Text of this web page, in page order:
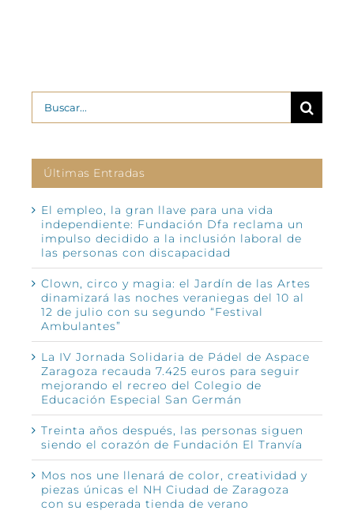
Buscar:
Últimas Entradas
El empleo, la gran llave para una vida
independiente: Fundación Dfa reclama un
impulso decidido a la inclusión laboral de
las personas con discapacidad
Clown, circo y magia: el Jardín de las Artes
dinamizará las noches veraniegas del 10 al
12 de julio con su segundo “Festival
Ambulantes”
La IV Jornada Solidaria de Pádel de Aspace
Zaragoza recauda 7.425 euros para seguir
mejorando el recreo del Colegio de
Educación Especial San Germán
Treinta años después, las personas siguen
siendo el corazón de Fundación El Tranvía
Mos nos une llenará de color, creatividad y
piezas únicas el NH Ciudad de Zaragoza
con su esperada tienda de verano